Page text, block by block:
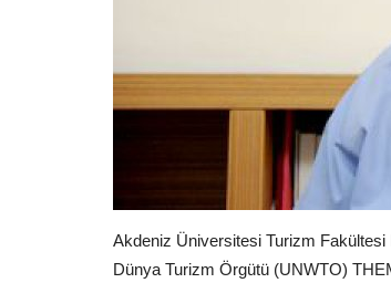
Akdeniz Üniversitesi Turizm
Dünya Turizm Örgütü (UNWTO)